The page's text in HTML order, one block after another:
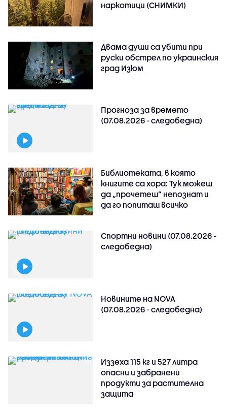
наркотици (СНИМКИ)
Двама души са убити при
руски обстрeл по украинския
град Изюм
Прогноза за времето
(07.08.2026 - следобедна)
Библиотеката, в която
книгите са хора: Тук можеш
да „прочетеш“ непознат и
да го попиташ всичко
Спортни новини (07.08.2026 -
следобедна)
Новините на NOVA
(07.08.2026 - следобедна)
Иззеха 115 кг и 527 литра
опасни и забранени
продукти за растителна
защита